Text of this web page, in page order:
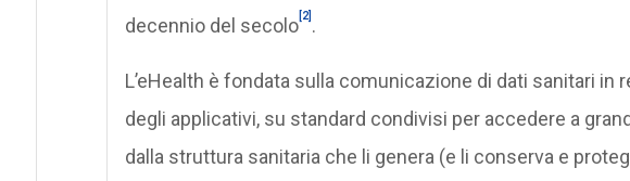
decennio del secolo [2] .
L’eHealth è fondata sulla comunicazione di dati sanitari in
degli applicativi, su standard condivisi per accedere a
dalla struttura sanitaria che li genera (e li conserva e